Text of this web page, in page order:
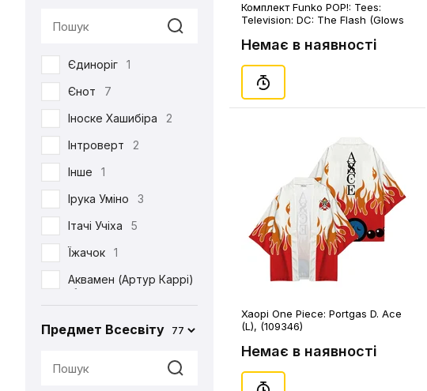
4
Death Note
Demon Slayer
Dexter's Laboratory
Diablo
6
Disney
Elder Scrolls
4
Evangelion
2
Family Guy
Ferrero
2
Friends
Game of Thrones
2
Єдиноріг
1
Єнот
7
Іноске Хашибіра
2
Інтроверт
2
Інше
1
Ірука Уміно
3
Ітачі Учіха
5
Їжачок
1
Аквамен (Артур Каррі)
1
Аня Форджер (Об'єкт
Предмет Всесвіту 77
Комплект Funko POP!: Tees:
Television: DC: The Flash (Glows
Немає в наявності
Хаорі One Piece: Portgas D. Ace
(L), (109346)
Немає в наявності